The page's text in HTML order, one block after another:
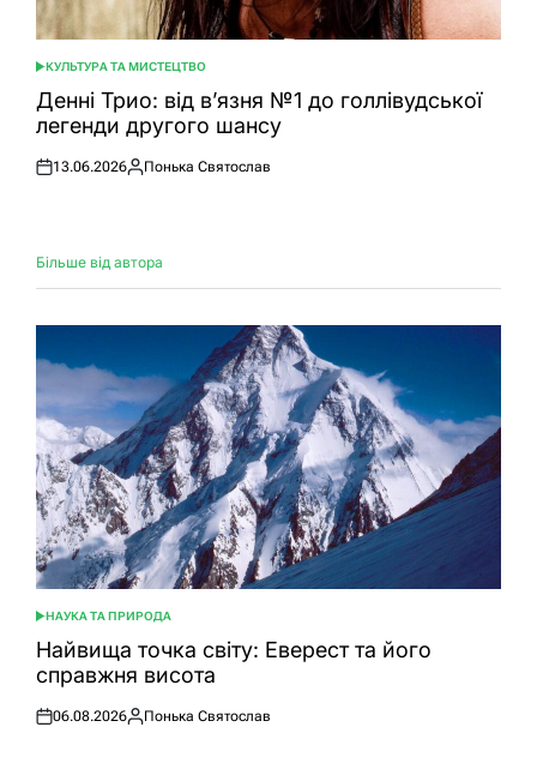
ОПУБЛІКУВАТИ
У
КУЛЬТУРА ТА МИСТЕЦТВО
Денні Трио: від в’язня №1 до голлівудської
легенди другого шансу
Оприлюднено
13.06.2026
Опубліковано
Понька Святослав
Більше від автора
ОПУБЛІКУВАТИ
У
НАУКА ТА ПРИРОДА
Найвища точка світу: Еверест та його
справжня висота
Оприлюднено
06.08.2026
Опубліковано
Понька Святослав